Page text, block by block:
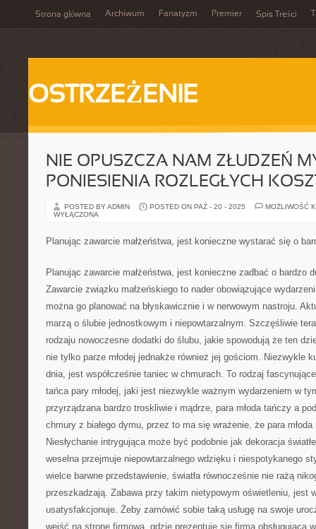
Strona główna Archiwum Fanatyzm Premier Spis Treści
OSTRZEŻENIE
NIE OPUSZCZA NAM ZŁUDZEŃ
PONIESIENIA ROZLEGŁYCH
POSTED BY ADMIN POSTED ON PAŹ - 20 - 2025
MOŻLIWOŚĆ
WYŁĄCZONA
Planując zawarcie małżeństwa, jest konieczne wystarać się o
Planując zawarcie małżeństwa, jest konieczne zadbać o bardzo
Zawarcie związku małżeńskiego to nader obowiązujące
można go planować na błyskawicznie i w nerwowym nastroju.
marzą o ślubie jednostkowym i niepowtarzalnym. Szczęśliwie
rodzaju nowoczesne dodatki do ślubu, jakie spowodują że ten
nie tylko parze młodej jednakże również jej gościom. Niezwykle
dnia, jest współcześnie taniec w chmurach. To rodzaj
tańca pary młodej, jaki jest niezwykle ważnym wydarzeniem w
przyrządzana bardzo troskliwie i mądrze, para młoda tańczy a
chmury z białego dymu, przez to ma się wrażenie, że para młoda
Niesłychanie intrygująca może być podobnie jak dekoracja
weselna przejmuje niepowtarzalnego wdzięku i niespotykanego
wielce barwne przedstawienie, światła równocześnie nie rażą
przeszkadzają. Zabawa przy takim nietypowym oświetleniu, jest
usatysfakcjonuje. Żeby zamówić sobie taką usługę na swoje
wejść na stronę firmową, gdzie prezentuje się firma obsługująca